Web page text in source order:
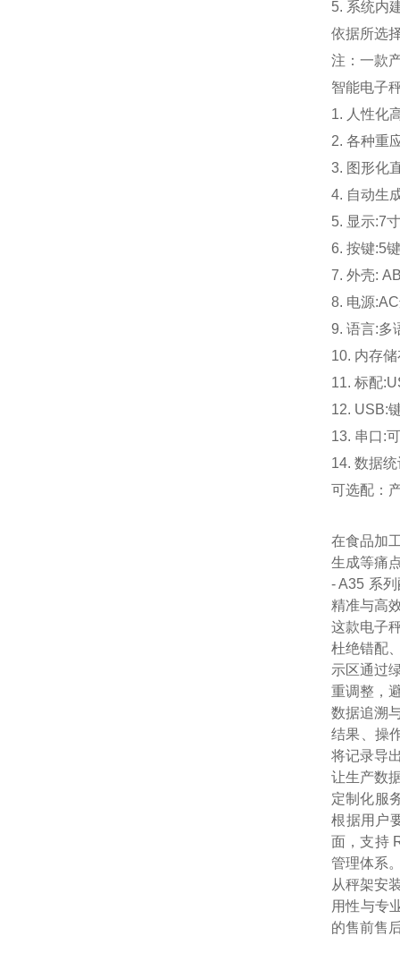
5. 系统内
依据所选
注：一款
智能电子
1. 人性化
2. 各种重
3. 图形化
4. 自动生
5. 显示:7
6. 按键:5
7. 外壳:
8. 电源
9. 语言:多
10. 内存
11. 标配
12. USB:
13. 串口:
14. 数据
可选配：
在食品加
生成等痛
- A35 系
精准与高
这款电子
杜绝错配
示区通过
重调整，
数据追溯
结果、操
将记录导
让生产数
定制化服
根据用户
面，支持
管理体系
从秤架安
用性与专
的售前售